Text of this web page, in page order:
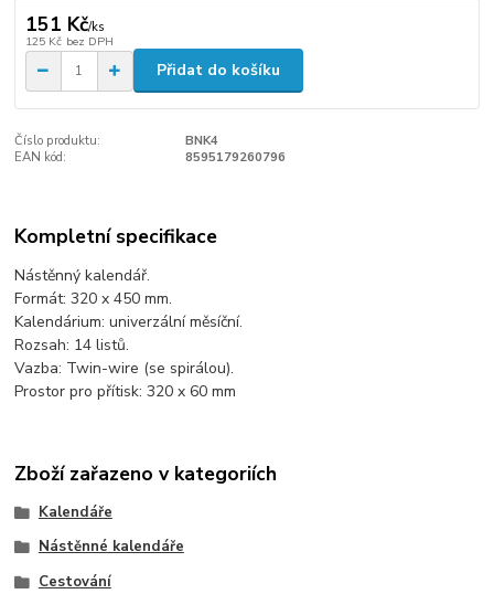
151 Kč/ks
125 Kč bez DPH
Přidat do košíku
Číslo produktu:
BNK4
EAN kód:
8595179260796
Kompletní specifikace
Nástěnný kalendář.
Formát: 320 x 450 mm.
Kalendárium: univerzální měsíční.
Rozsah: 14 listů.
Vazba: Twin-wire (se spirálou).
Prostor pro přítisk: 320 x 60 mm
Zboží zařazeno v kategoriích
Kalendáře
Nástěnné kalendáře
Cestování